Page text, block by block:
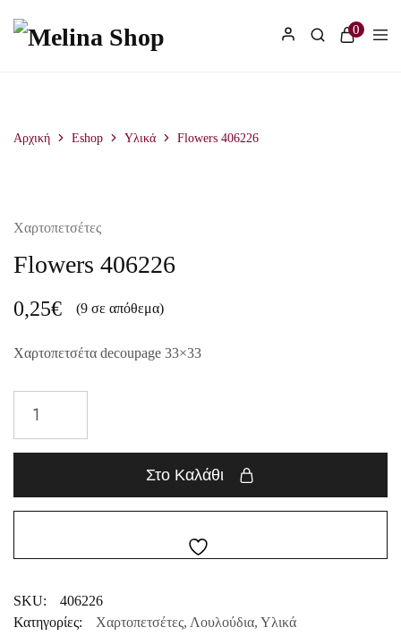
0
Αρχική Eshop Υλικά Flowers 406226
Χαρτοπετσέτες
Flowers 406226
0,25€ (9 σε απόθεμα)
Χαρτοπετσέτα decoupage 33×33
Στο Καλάθι
SKU:
406226
Κατηγορίες:
Χαρτοπετσέτες, Λουλούδια, Υλικά